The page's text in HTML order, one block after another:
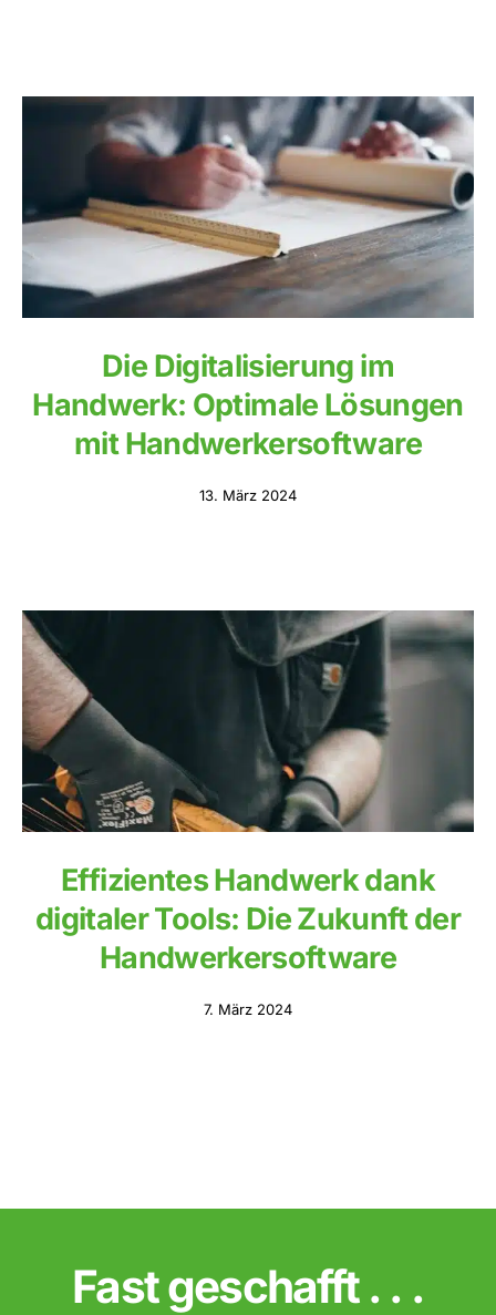
Die Digitalisierung im
Handwerk: Optimale Lösungen
mit Handwerkersoftware
13. März 2024
Effizientes Handwerk dank
digitaler Tools: Die Zukunft der
Handwerkersoftware
7. März 2024
Fast geschafft . . .